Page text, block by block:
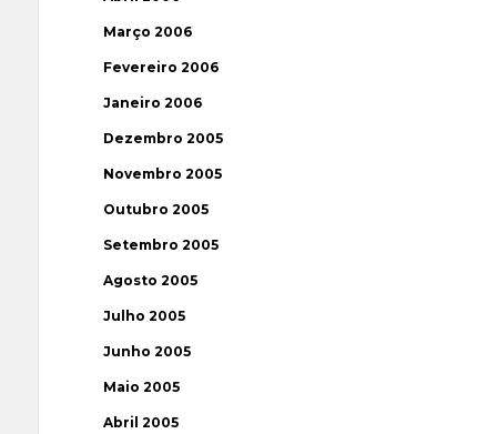
Março 2006
Fevereiro 2006
Janeiro 2006
Dezembro 2005
Novembro 2005
Outubro 2005
Setembro 2005
Agosto 2005
Julho 2005
Junho 2005
Maio 2005
Abril 2005